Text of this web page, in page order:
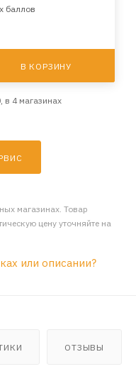
баллов
В КОРЗИНУ
в 4 магазинах
магазинах. Товар
цену уточняйте на
или описании?
ОТЗЫВЫ